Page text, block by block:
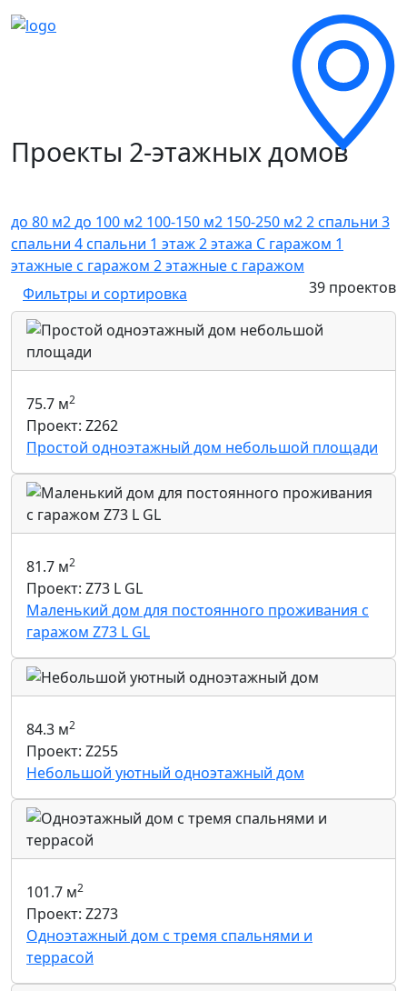
Проекты 2-этажных домов
до 80 м2до 100 м2 100-150 м2 150-250 м22 спальни 3
спальни 4 спальни 1 этаж2 этажа C гаражом 1
этажные с гаражом 2 этажные с гаражом
Фильтры и сортировка
39 проектов
75.7 м2
Проект: Z262
Простой одноэтажный дом небольшой площади
81.7 м2
Проект: Z73 L GL
Маленький дом для постоянного проживания с
гаражом Z73 L GL
84.3 м2
Проект: Z255
Небольшой уютный одноэтажный дом
101.7 м2
Проект: Z273
Одноэтажный дом с тремя спальнями и
террасой